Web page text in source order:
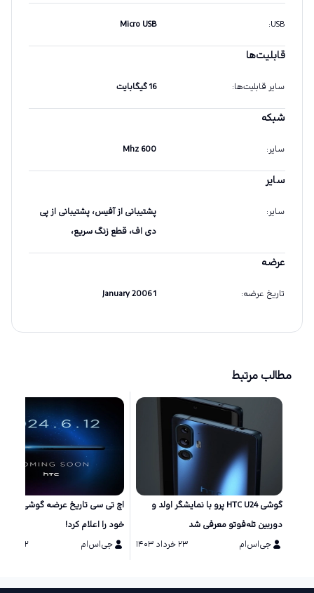
USB
:
Micro USB
قابلیت‌ها
سایر قابلیت‌ها: 16 گیگابایت
شبکه
سایر:
600 Mhz
سایر
سایر:
پشتیبانی از آفیس، پشتیبانی از پی
دی اف، قطع زنگ سریع،
عرضه
تاریخ عرضه:
1 January 2006
مطالب مرتبط
گوشی HTC U24 پرو با نمایشگر اولد و
دوربین تله‌فوتو معرفی شد
جی‌اس‌ام
۲۳ خرداد ۱۴۰۳
اچ تی سی تاریخ عرضه گوشی‌های
خود را اعلام کرد!
جی‌اس‌ام
۲۲ خرداد ۱۴۰۳